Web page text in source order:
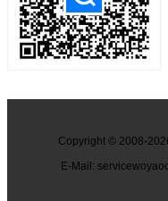
Copyright © 2008-
E-Mail: service